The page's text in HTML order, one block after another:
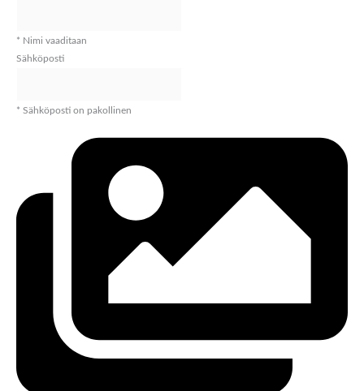
* Nimi vaaditaan
Sähköposti
* Sähköposti on pakollinen